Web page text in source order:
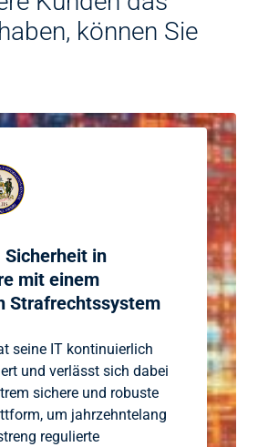
können Sie
Sicherheit in
mit einem
Strafrechtssystem
seine IT kontinuierlich
und verlässt sich dabei
sichere und robuste
um jahrzehntelang
regulierte